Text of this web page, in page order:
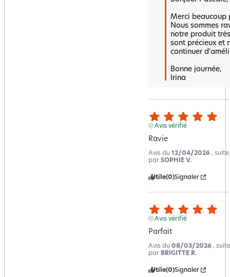
Merci beaucoup
Nous sommes
notre produit
sont précieux et
continuer
Bonne journée,
Irina
Avis vérifié
Ravie
Avis du 12/04/2026 ,
par SOPHIE V.
Utile(0)Signaler
Avis vérifié
Parfait
Avis du 08/03/2026 ,
par BRIGITTE R.
Utile(0)Signaler